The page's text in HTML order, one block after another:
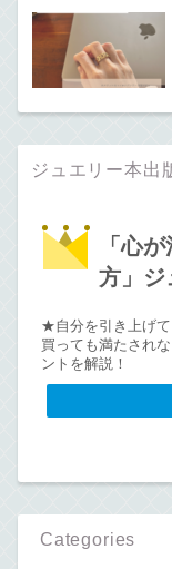
ジュエリー本出
「心
方」ジ
★自分を引き上げ
買っても満たされ
ントを解説！
Categories